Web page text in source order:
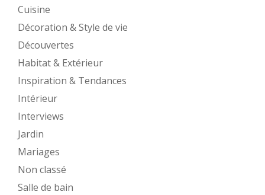
Cuisine
Décoration & Style de vie
Découvertes
Habitat & Extérieur
Inspiration & Tendances
Intérieur
Interviews
Jardin
Mariages
Non classé
Salle de bain